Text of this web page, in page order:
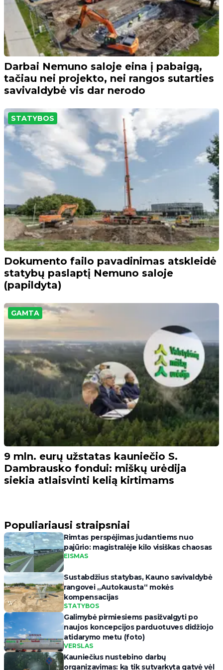
Darbai Nemuno saloje eina į pabaigą,
tačiau nei projekto, nei rangos sutarties
savivaldybė vis dar nerodo
STATYBOS
Dokumento failo pavadinimas atskleidė
statybų paslaptį Nemuno saloje
(papildyta)
GAMTA
9 mln. eurų užstatas kauniečio S.
Dambrausko fondui: miškų urėdija
siekia atlaisvinti kelią kirtimams
Populiariausi straipsniai
Rimtas perspėjimas judantiems nuo
pajūrio: magistralėje kilo visiškas chaosas
EISMAS
Sustabdžius statybas, Kauno savivaldybė
rangovei „Autokausta“ mokės
kompensacijas
STATYBOS
Galimybė pirmiesiems pasižvalgyti po
naujos koncepcijos parduotuves didžiojo
atidarymo metu (foto)
VERSLAS
Kauniečius nustebino darbų
organizavimas: ką tik sutvarkyta gatvė vėl